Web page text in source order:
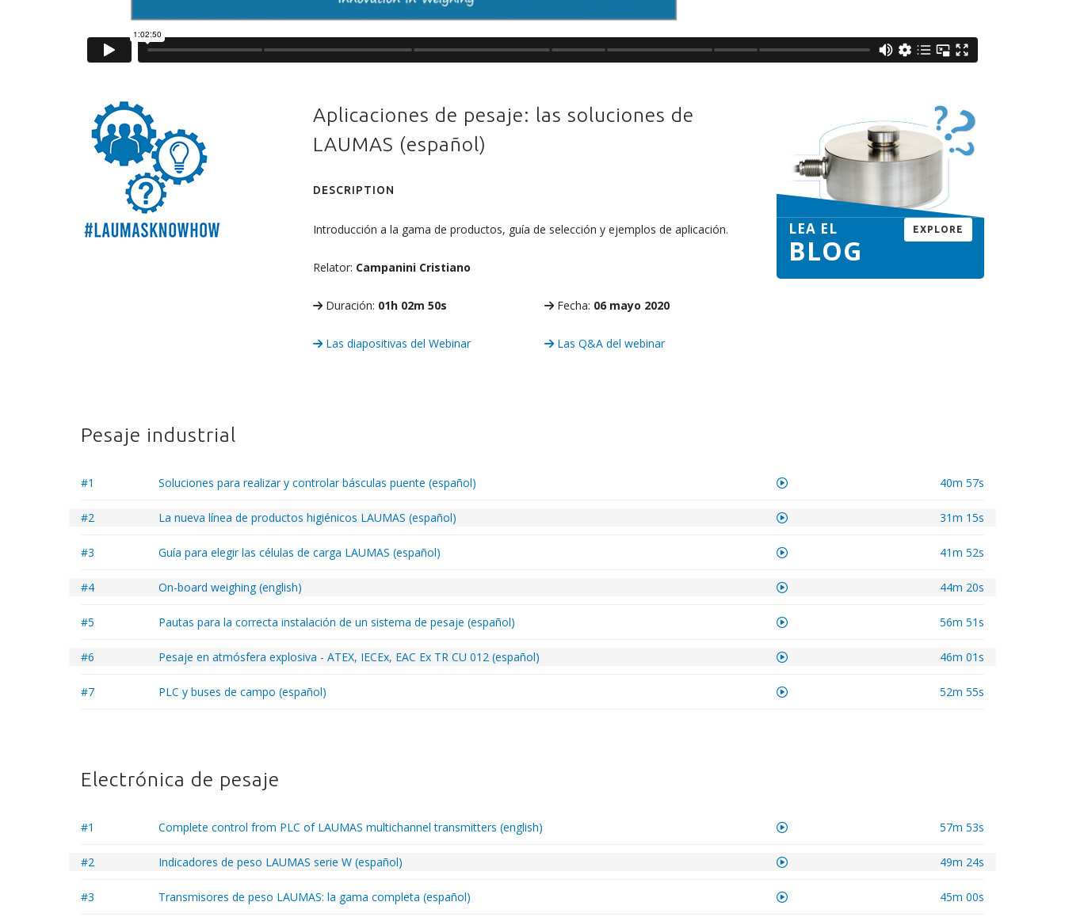
Aplicaciones de pesaje: las soluciones de
LAUMAS (español)
DESCRIPTION
Introducción a la gama de productos, guía de selección y ejemplos de aplicación.
Relator: Campanini Cristiano
Duración: 01h 02m 50s Fecha: 06 mayo 2020
Las diapositivas del Webinar Las Q&A del webinar
LEA EL
BLOG
EXPLORE
Pesaje industrial
#1 Soluciones para realizar y controlar básculas puente (español) 40m 57s
#2 La nueva línea de productos higiénicos LAUMAS (español) 31m 15s
#3 Guía para elegir las células de carga LAUMAS (español) 41m 52s
#4 On-board weighing (english) 44m 20s
#5 Pautas para la correcta instalación de un sistema de pesaje (español) 56m 51s
#6 Pesaje en atmósfera explosiva - ATEX, IECEx, EAC Ex TR CU 012 (español) 46m 01s
#7 PLC y buses de campo (español) 52m 55s
Electrónica de pesaje
#1 Complete control from PLC of LAUMAS multichannel transmitters (english) 57m 53s
#2 Indicadores de peso LAUMAS serie W (español) 49m 24s
#3 Transmisores de peso LAUMAS: la gama completa (español) 45m 00s